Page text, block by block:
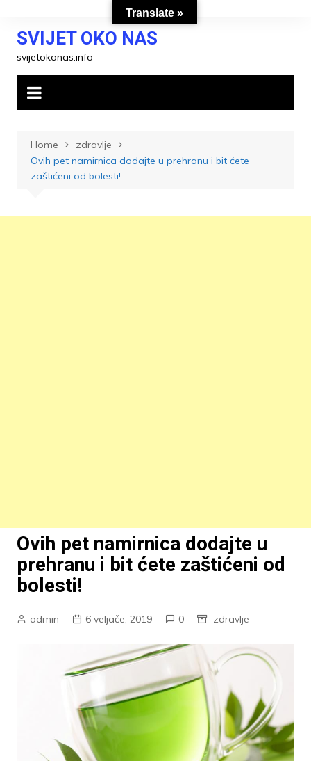
contentSVIJET OKO NAS
svijetokonas.info
Home
zdravlje
Ovih pet namirnica dodajte u prehranu i bit ćete
zaštićeni od bolesti!
Ovih pet namirnica dodajte u
prehranu i bit ćete zaštićeni od
bolesti!
admin 6 veljače, 2019 0 zdravlje
Translate »